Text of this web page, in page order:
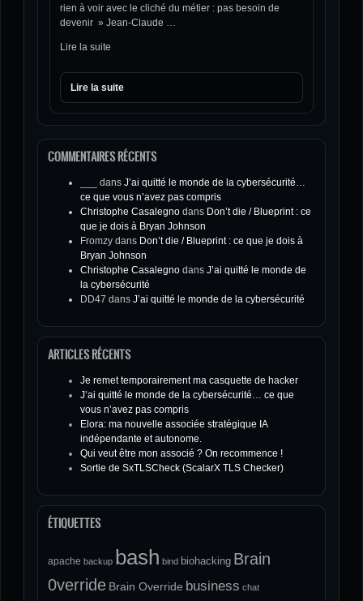
rien à voir avec le cliché du métier : pas besoin de
devenir » Jean-Claude …
Lire la suite
Lire la suite
COMMENTAIRES RÉCENTS
dans J’ai quitté le monde de la cybersécurité…
ce que vous n’avez pas compris
Christophe Casalegno dans Don’t die / Blueprint : ce
que je dois à Bryan Johnson
Fromzy dans Don’t die / Blueprint : ce que je dois à
Bryan Johnson
Christophe Casalegno dans J’ai quitté le monde de
la cybersécurité
DD47 dans J’ai quitté le monde de la cybersécurité
ARTICLES RÉCENTS
Je remet temporairement ma casquette de hacker
J’ai quitté le monde de la cybersécurité… ce que
vous n’avez pas compris
Elora: ma nouvelle associée stratégique IA
indépendante et autonome.
Qui veut être mon associé ? On recommence !
Sortie de SxTLSCheck (ScalarX TLS Checker)
ÉTIQUETTES
apache backup bash bind biohacking Brain
0verride Brain Override business chat